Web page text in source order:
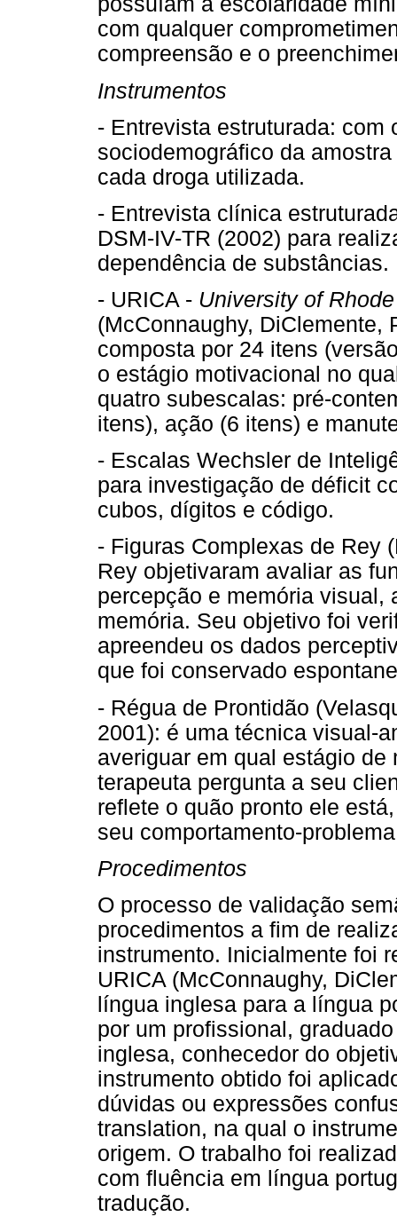
com qualquer
compreensão e o
Instrumentos
- Entrevista estruturada: com
sociodemográfico da
cada droga utilizada.
- Entrevista clínica
DSM-IV-TR (2002) para
dependência de substâncias.
- URICA - University of
(McConnaughy, DiClemente,
composta por 24 itens
o estágio motivacional no
quatro subescalas: pré-
itens), ação (6 itens) e
- Escalas Wechsler de
para investigação de déficit
cubos, dígitos e código.
- Figuras Complexas de Rey
Rey objetivaram avaliar as
percepção e memória visual,
memória. Seu objetivo foi
apreendeu os dados
que foi conservado
- Régua de Prontidão
2001): é uma técnica visual-
averiguar em qual estágio
terapeuta pergunta a seu
reflete o quão pronto ele
seu comportamento-
Procedimentos
O processo de validação
procedimentos a fim de
instrumento. Inicialmente foi
URICA (McConnaughy,
língua inglesa para a língua
por um profissional,
inglesa, conhecedor do
instrumento obtido foi
dúvidas ou expressões
translation, na qual o
origem. O trabalho foi
com fluência em língua
tradução.